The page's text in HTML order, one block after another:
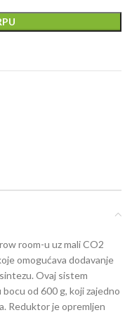
room-u uz mali CO2
omogućava dodavanje
Ovaj sistem
od 600 g, koji zajedno
Reduktor je opremljen